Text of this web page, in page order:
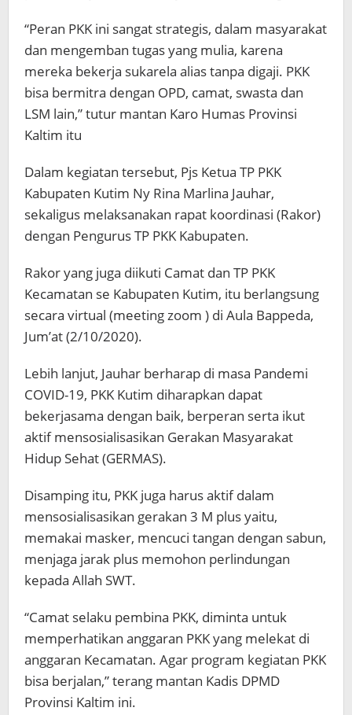
“Peran PKK ini sangat strategis, dalam masyarakat
dan mengemban tugas yang mulia, karena
mereka bekerja sukarela alias tanpa digaji. PKK
bisa bermitra dengan OPD, camat, swasta dan
LSM lain,” tutur mantan Karo Humas Provinsi
Kaltim itu
Dalam kegiatan tersebut, Pjs Ketua TP PKK
Kabupaten Kutim Ny Rina Marlina Jauhar,
sekaligus melaksanakan rapat koordinasi (Rakor)
dengan Pengurus TP PKK Kabupaten.
Rakor yang juga diikuti Camat dan TP PKK
Kecamatan se Kabupaten Kutim, itu berlangsung
secara virtual (meeting zoom ) di Aula Bappeda,
Jum’at (2/10/2020).
Lebih lanjut, Jauhar berharap di masa Pandemi
COVID-19, PKK Kutim diharapkan dapat
bekerjasama dengan baik, berperan serta ikut
aktif mensosialisasikan Gerakan Masyarakat
Hidup Sehat (GERMAS).
Disamping itu, PKK juga harus aktif dalam
mensosialisasikan gerakan 3 M plus yaitu,
memakai masker, mencuci tangan dengan sabun,
menjaga jarak plus memohon perlindungan
kepada Allah SWT.
“Camat selaku pembina PKK, diminta untuk
memperhatikan anggaran PKK yang melekat di
anggaran Kecamatan. Agar program kegiatan PKK
bisa berjalan,” terang mantan Kadis DPMD
Provinsi Kaltim ini.